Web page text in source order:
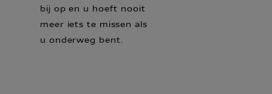
bij op en u hoeft nooit
meer iets te missen als
u onderweg bent.